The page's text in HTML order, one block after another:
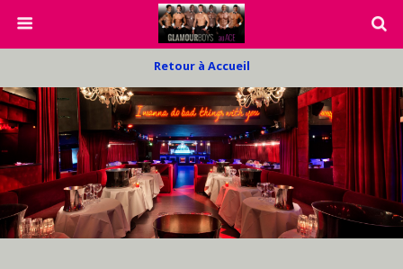
Retour à Accueil